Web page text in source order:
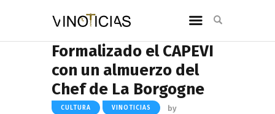
Formalizado el CAPEVI
con un almuerzo del
Chef de La Borgogne
CULTURA VINOTICIAS
by